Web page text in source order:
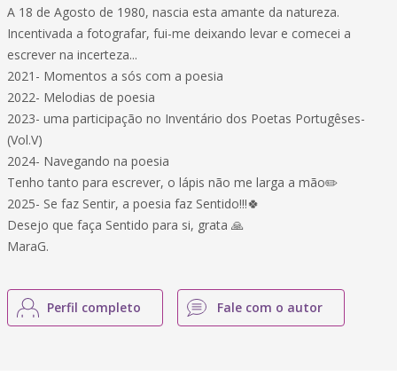
A 18 de Agosto de 1980, nascia esta amante da natureza.
Incentivada a fotografar, fui-me deixando levar e comecei a
escrever na incerteza...
2021- Momentos a sós com a poesia
2022- Melodias de poesia
2023- uma participação no Inventário dos Poetas Portugêses-
(Vol.V)
2024- Navegando na poesia
Tenho tanto para escrever, o lápis não me larga a mão✏️
2025- Se faz Sentir, a poesia faz Sentido!!!🍀
Desejo que faça Sentido para si, grata 🙏
MaraG.
Perfil completo Fale com o autor